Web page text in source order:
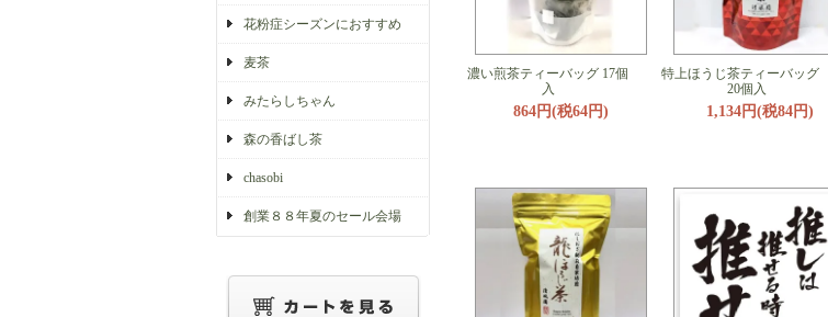
花粉症シーズンにおすすめ
麦茶
みたらしちゃん
森の香ばし茶
chasobi
創業８８年夏のセール会場
濃い煎茶ティーバッグ 17個
入
864円(税64円)
特上ほうじ茶ティーバッグ
20個入
1,134円(税84円)